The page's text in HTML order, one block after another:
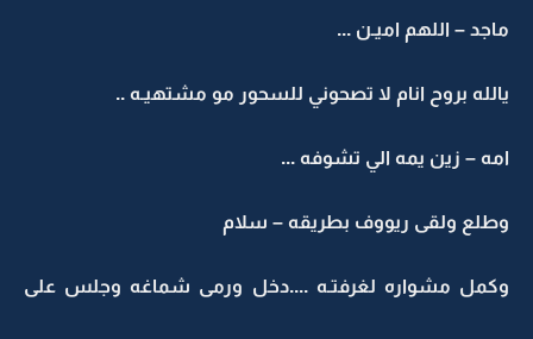
ماجد – اللهم اميـن ...
يالله بروح انام لا تصحوني للسحور مو مشتهيـه ..
امه – زين يمه الي تشوفه ...
وطلع ولقى ريووف بطريقه – سلام
وكمل مشواره لغرفتـه ....دخل ورمى شماغه وجلس على